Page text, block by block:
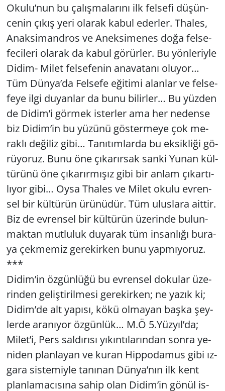
Okulu’nun bu ça­lış­ma­la­rı­nı ilk fel­se­fi dü­şün­
ce­nin çıkış yeri ola­rak kabul eder­ler. Tha­les,
Anak­si­mand­ros ve Anek­si­me­nes doğa fel­se­
fe­ci­le­ri ola­rak da kabul gö­rür­ler. Bu yön­le­riy­le
Di­dim- Milet fel­se­fe­nin ana­va­ta­nı olu­yor…
Tüm Dünya’da Fel­se­fe eği­ti­mi alan­lar ve fel­se­
fe­ye ilgi du­yan­lar da bunu bi­lir­ler… Bu yüz­den
de Didim’i gör­mek is­ter­ler ama her ne­den­se
biz Didim’in bu yü­zü­nü gös­ter­me­ye çok me­
rak­lı de­ği­liz gibi… Ta­nı­tım­lar­da bu ek­sik­li­ği gö­
rü­yo­ruz. Bunu öne çı­ka­rır­sak sanki Yunan kül­
tü­rü­nü öne çı­ka­rır­mı­şız gibi bir anlam çı­kar­tı­
lı­yor gibi… Oysa Tha­les ve Milet okulu ev­ren­
sel bir kül­tü­rün ürü­nü­dür. Tüm ulus­la­ra ait­tir.
Biz de ev­ren­sel bir kül­tü­rün üze­rin­de bu­lun­
mak­tan mut­lu­luk du­ya­rak tüm in­san­lı­ğı bu­ra­
ya çek­me­miz ge­re­kir­ken bunu yap­mı­yo­ruz.
***
Didim’in öz­gün­lü­ğü bu ev­ren­sel do­ku­lar üze­
rin­den ge­liş­ti­ril­me­si ge­re­kir­ken; ne yazık ki;
Didim’de alt ya­pı­sı, kökü ol­ma­yan başka şey­
ler­de ara­nı­yor öz­gün­lük… M.Ö 5.Yüz­yıl’da;
Milet’i, Pers sal­dı­rı­sı yı­kın­tı­la­rın­dan sonra ye­
ni­den plan­la­yan ve kuran Hip­po­da­mus gibi ız­
ga­ra sis­te­miy­le ta­nı­nan Dünya’nın ilk kent
plan­la­ma­cı­sı­na sahip olan Didim’in gönül is­